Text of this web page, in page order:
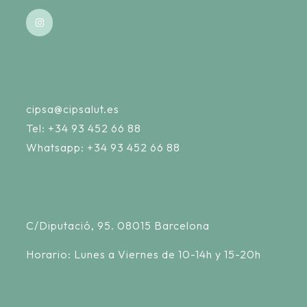
cipsa@cipsalut.es
Tel: +34 93 452 66 88
Whatsapp: +34 93 452 66 88
C/Diputació, 95. 08015 Barcelona
Horario: Lunes a Viernes de 10-14h y 15-20h